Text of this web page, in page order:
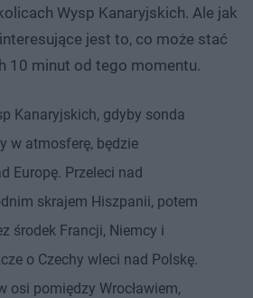
Wysp Kanaryjskich. Ale jak
jest to, co może stać
10 minut od tego momentu.
Kanaryjskich, gdyby sonda
w atmosferę, będzie
Europę. Przeleci nad
skrajem Hiszpanii, potem
środek Francji, Niemcy i
o Czechy wleci nad Polskę.
osi pomiędzy Wrocławiem,